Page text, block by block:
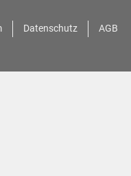
Datenschutz AGB